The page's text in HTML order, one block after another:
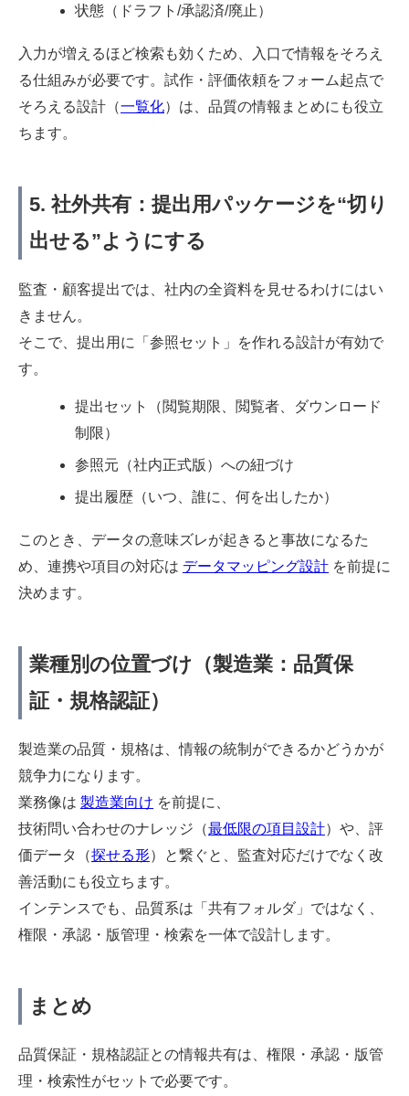
状態（ドラフト/承認済/廃止）
入力が増えるほど検索も効くため、入口で情報をそろえ
る仕組みが必要です。試作・評価依頼をフォーム起点で
そろえる設計（一覧化）は、品質の情報まとめにも役立
ちます。
5. 社外共有：提出用パッケージを“切り
出せる”ようにする
監査・顧客提出では、社内の全資料を見せるわけにはい
きません。
そこで、提出用に「参照セット」を作れる設計が有効で
す。
提出セット（閲覧期限、閲覧者、ダウンロード
制限）
参照元（社内正式版）への紐づけ
提出履歴（いつ、誰に、何を出したか）
このとき、データの意味ズレが起きると事故になるた
め、連携や項目の対応は データマッピング設計 を前提に
決めます。
業種別の位置づけ（製造業：品質保
証・規格認証）
製造業の品質・規格は、情報の統制ができるかどうかが
競争力になります。
業務像は 製造業向け を前提に、
技術問い合わせのナレッジ（最低限の項目設計）や、評
価データ（探せる形）と繋ぐと、監査対応だけでなく改
善活動にも役立ちます。
インテンスでも、品質系は「共有フォルダ」ではなく、
権限・承認・版管理・検索を一体で設計します。
まとめ
品質保証・規格認証との情報共有は、権限・承認・版管
理・検索性がセットで必要です。